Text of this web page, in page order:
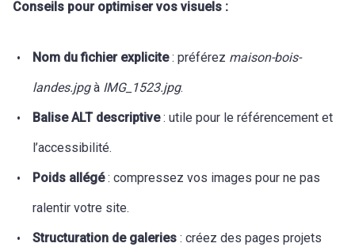
Conseils pour optimiser vos visuels :
Nom du fichier explicite: préférez maison-bois-
landes.jpgà IMG_1523.jpg.
Balise ALT descriptive: utile pour le référencement et
l’accessibilité.
Poids allégé: compressez vos images pour ne pas
ralentir votre site.
Structuration de galeries : créez des pages projets